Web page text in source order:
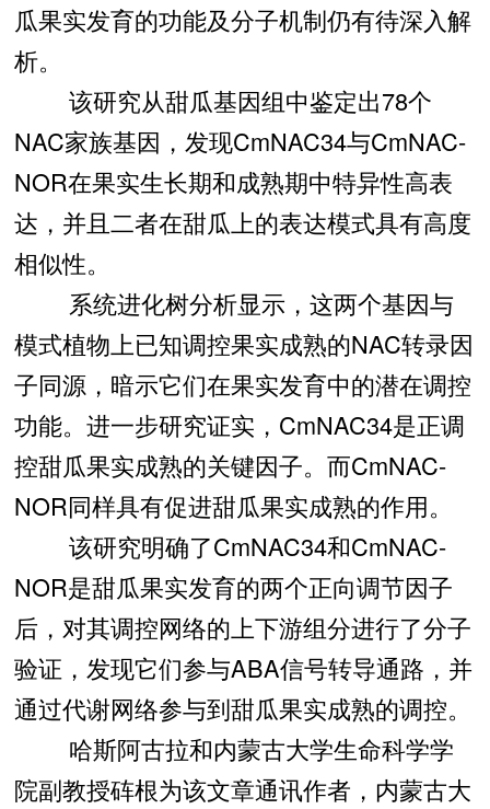
瓜果实发育的功能及分子机制仍有待深入解
析。
该研究从甜瓜基因组中鉴定出78个
NAC家族基因，发现CmNAC34与CmNAC-
NOR在果实生长期和成熟期中特异性高表
达，并且二者在甜瓜上的表达模式具有高度
相似性。
系统进化树分析显示，这两个基因与
模式植物上已知调控果实成熟的NAC转录因
子同源，暗示它们在果实发育中的潜在调控
功能。进一步研究证实，CmNAC34是正调
控甜瓜果实成熟的关键因子。而CmNAC-
NOR同样具有促进甜瓜果实成熟的作用。
该研究明确了CmNAC34和CmNAC-
NOR是甜瓜果实发育的两个正向调节因子
后，对其调控网络的上下游组分进行了分子
验证，发现它们参与ABA信号转导通路，并
通过代谢网络参与到甜瓜果实成熟的调控。
哈斯阿古拉和内蒙古大学生命科学学
院副教授砗根为该文章通讯作者，内蒙古大